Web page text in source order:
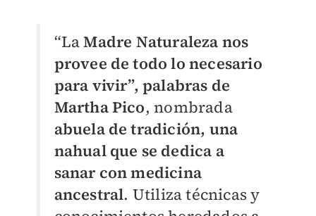
“LaMadre Naturaleza nos
provee de todo lo necesario
para vivir”, palabras de
Martha Pico, nombrada
abuela de tradición, una
nahual que se dedica a
sanar con medicina
ancestral. Utiliza técnicas y